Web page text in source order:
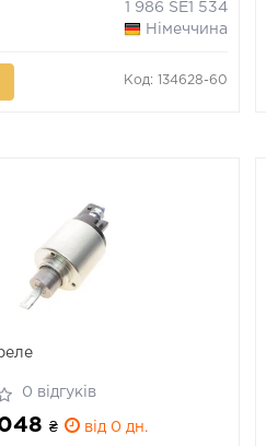
1 986 SE1 534
Німеччина
Код: 134628-60
0 відгуків
₴
від 0 дн.